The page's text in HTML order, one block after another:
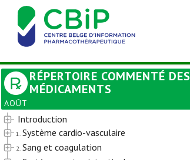
RÉPERTOIRE COMMENTÉ DES
MÉDICAMENTS
AOÛT
Introduction
1. Système cardio-vasculaire
2. Sang et coagulation